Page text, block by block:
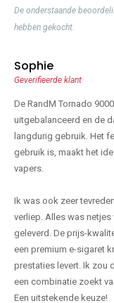
De onderstaande
hebben gekocht.
Sophie
Geverifieerde klant
De RandM Tornado
uitgebalanceerd en de
langdurig gebruik. Het
gebruik is, maakt het
vapers.
Ik was ook zeer
verliep. Alles was
geleverd. De prijs-
een premium e-sigaret
prestaties levert. Ik zou
een combinatie zoekt
Een uitstekende keuze!